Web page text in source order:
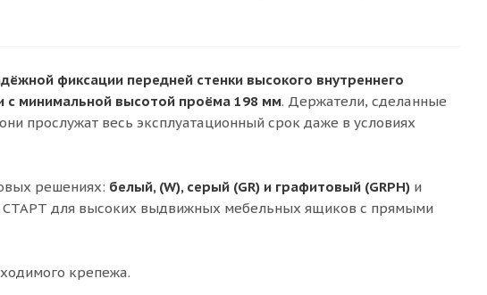
фиксации передней стенки высокого внутреннего
минимальной высотой проёма 198 мм. Держатели, сделанные
прослужат весь эксплуатационный срок даже в условиях
решениях: белый, (W), серый (GR) и графитовый (GRPH) и
СТАРТ для высоких выдвижных мебельных ящиков с прямыми
крепежа.